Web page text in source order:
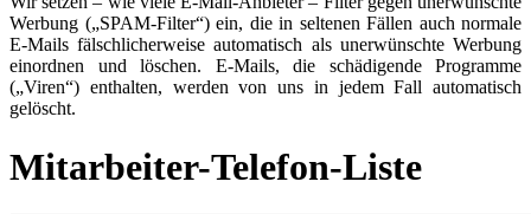
Werbung („SPAM-Filter“) ein, die in seltenen Fällen auch normale
E-Mails fälschlicherweise automatisch als unerwünschte Werbung
einordnen und löschen. E-Mails, die schädigende Programme
(„Viren“) enthalten, werden von uns in jedem Fall automatisch
gelöscht.
Mitarbeiter-Telefon-Liste